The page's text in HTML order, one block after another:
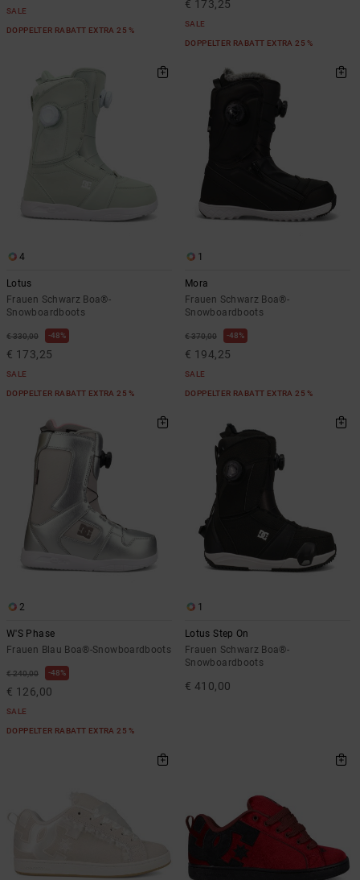
SALE
DOPPELTER RABATT EXTRA 25 %
€ 173,25
SALE
DOPPELTER RABATT EXTRA 25 %
4
Lotus
Frauen Schwarz Boa®-
Snowboardboots
€ 330,00 48%
€ 173,25
SALE
DOPPELTER RABATT EXTRA 25 %
1
Mora
Frauen Schwarz Boa®-
Snowboardboots
€ 370,00 48%
€ 194,25
SALE
DOPPELTER RABATT EXTRA 25 %
2
W'S Phase
Frauen Blau Boa®-Snowboardboots
€ 240,00 48%
€ 126,00
SALE
DOPPELTER RABATT EXTRA 25 %
1
Lotus Step On
Frauen Schwarz Boa®-
Snowboardboots
€ 410,00